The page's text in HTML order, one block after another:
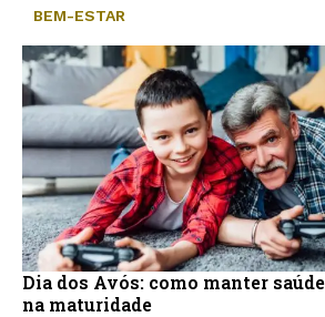
BEM-ESTAR
Dia dos Avós: como manter
na maturidade